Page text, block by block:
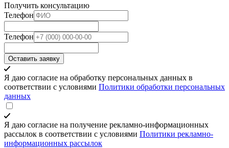
Получить консультацию
Телефон
Телефон
Оставить заявку
Я даю согласие на обработку персональных данных в
соответствии с условиями Политики обработки персональных
данных
Я даю согласие на получение рекламно-информационных
рассылок в соответствии с условиями Политики рекламно-
информационных рассылок